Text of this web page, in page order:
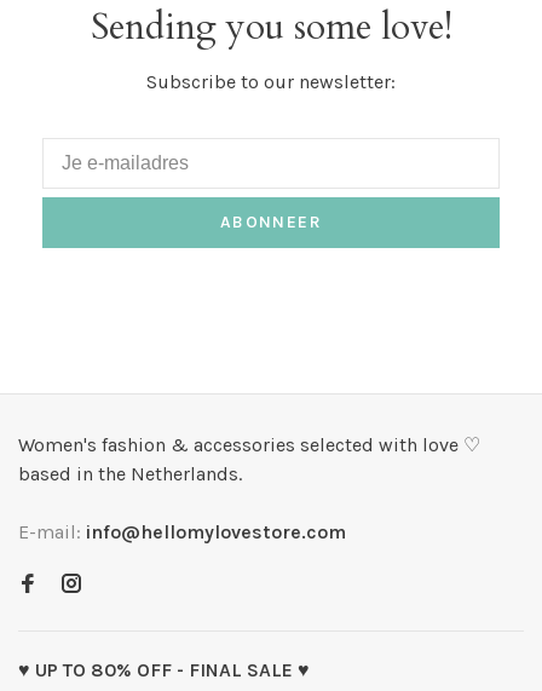
Sending you some love!
Subscribe to our newsletter:
ABONNEER
Women's fashion & accessories selected with love ♡
based in the Netherlands.
E-mail: info@hellomylovestore.com
♥ UP TO 80% OFF - FINAL SALE ♥